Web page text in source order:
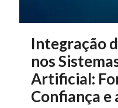
Integração
nos
Artificial:
Confiança e